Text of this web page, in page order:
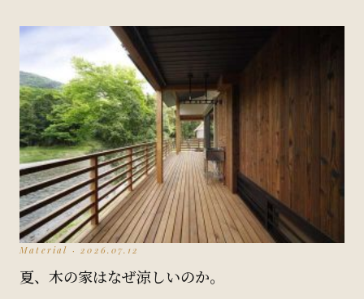
Material · 2026.07.12
夏、木の家はなぜ涼しいのか。